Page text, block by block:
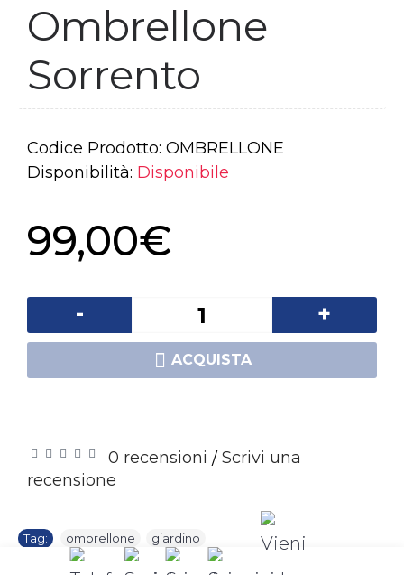
Ombrellone
Sorrento
Codice Prodotto: OMBRELLONE
Disponibilità: Disponibile
99,00€
- +
ACQUISTA
0 recensioni / Scrivi una
recensione
Tag: ombrellone giardino